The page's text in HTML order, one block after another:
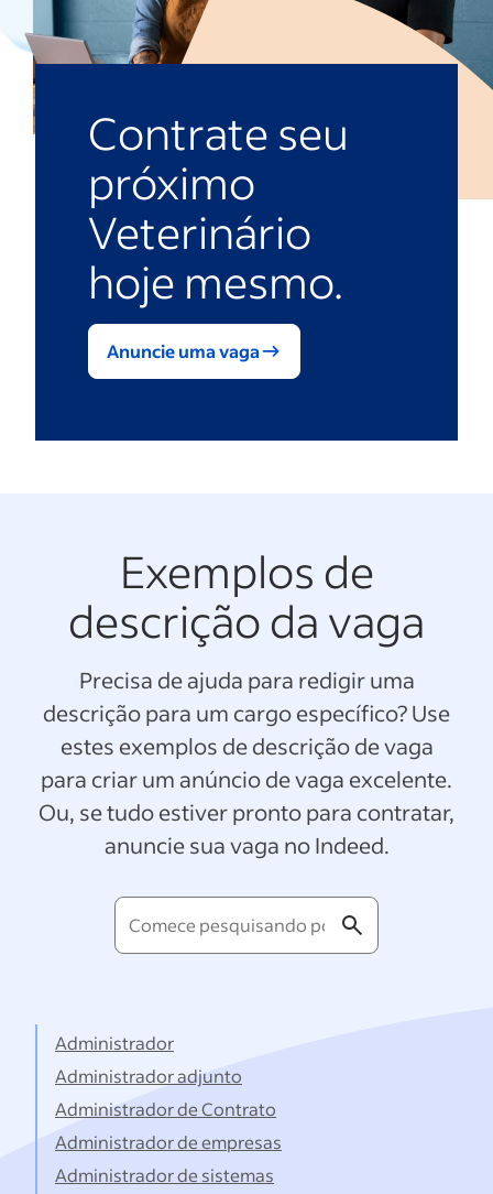
Contrate seu
próximo
Veterinário
hoje mesmo.
Anuncie uma vaga
Exemplos de
descrição da vaga
Precisa de ajuda para redigir uma
descrição para um cargo específico? Use
estes exemplos de descrição de vaga
para criar um anúncio de vaga excelente.
Ou, se tudo estiver pronto para contratar,
anuncie sua vaga no Indeed.
Comece
pesquisando
Administrador
Administrador adjunto
Administrador de Contrato
Administrador de empresas
Administrador de sistemas